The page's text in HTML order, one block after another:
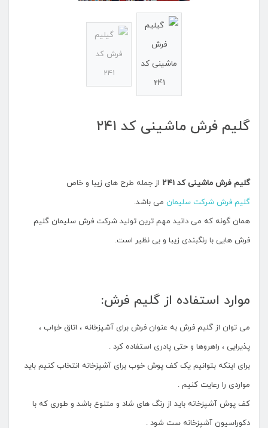
گلیم فرش ماشینی کد ۲۴۱
گلیم فرش ماشینی کد ۲۴۱
از جمله طرح های زیبا و خاص
گلیم فرش شرکت سلیمان می باشد.
همان گونه که می دانید مهم ترین تولید شرکت فرش سلیمان گلیم
فرش هایی با رنگبندی زیبا و بی نظیر است.
موارد استفاده از گلیم فرش:
می توان از گلیم فرش به عنوان فرش برای آشپزخانه ، اتاق خواب ،
پذیرایی ، راهروها و حتی پادری استفاده کرد .
برای اینکه بتوانیم یک کف پوش خوب برای آشپزخانه انتخاب کنیم باید
مواردی را رعایت کنیم .
کف پوش آشپزخانه باید از رنگ های شاد و متنوع باشد و طوری که با
دکوراسیون آشپزخانه ست شود .